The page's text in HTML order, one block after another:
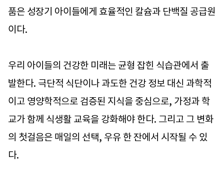
품은 성장기 아이들에게 효율적인 칼슘과 단백질 공급원
이다.
우리 아이들의 건강한 미래는 균형 잡힌 식습관에서 출
발한다. 극단적 식단이나 과도한 건강 정보 대신 과학적
이고 영양학적으로 검증된 지식을 중심으로, 가정과 학
교가 함께 식생활 교육을 강화해야 한다. 그리고 그 변화
의 첫걸음은 매일의 선택, 우유 한 잔에서 시작될 수 있
다.